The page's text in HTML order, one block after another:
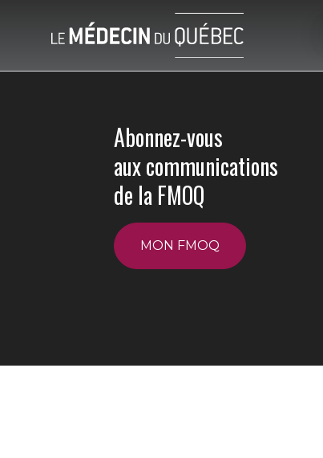
Abonnez-vous
aux communications
de la FMOQ
MON FMOQ